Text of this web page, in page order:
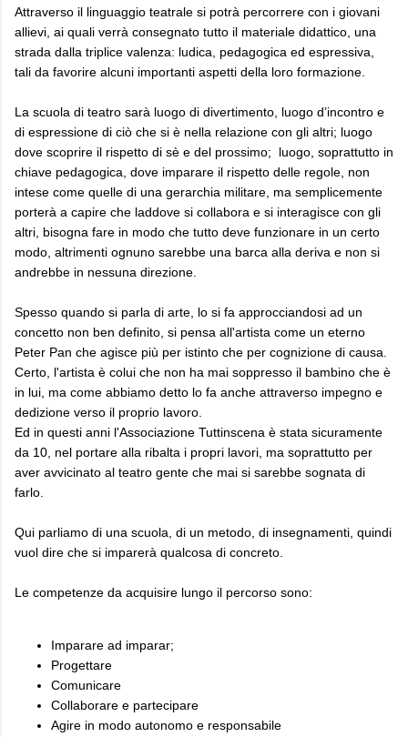
Attraverso il linguaggio teatrale si potrà percorrere con i giovani
allievi, ai quali verrà consegnato tutto il materiale didattico, una
strada dalla triplice valenza: ludica, pedagogica ed espressiva,
tali da favorire alcuni importanti aspetti della loro formazione.
La scuola di teatro sarà luogo di divertimento, luogo d’incontro e
di espressione di ciò che si è nella relazione con gli altri; luogo
dove scoprire il rispetto di sè e del prossimo; luogo, soprattutto in
chiave pedagogica, dove imparare il rispetto delle regole, non
intese come quelle di una gerarchia militare, ma semplicemente
porterà a capire che laddove si collabora e si interagisce con gli
altri, bisogna fare in modo che tutto deve funzionare in un certo
modo, altrimenti ognuno sarebbe una barca alla deriva e non si
andrebbe in nessuna direzione.
Spesso quando si parla di arte, lo si fa approcciandosi ad un
concetto non ben definito, si pensa all'artista come un eterno
Peter Pan che agisce più per istinto che per cognizione di causa.
Certo, l'artista è colui che non ha mai soppresso il bambino che è
in lui, ma come abbiamo detto lo fa anche attraverso impegno e
dedizione verso il proprio lavoro.
Ed in questi anni l'Associazione Tuttinscena è stata sicuramente
da 10, nel portare alla ribalta i propri lavori, ma soprattutto per
aver avvicinato al teatro gente che mai si sarebbe sognata di
farlo.
Qui parliamo di una scuola, di un metodo, di insegnamenti, quindi
vuol dire che si imparerà qualcosa di concreto.
Le competenze da acquisire lungo il percorso sono:
Imparare ad imparar;
Progettare
Comunicare
Collaborare e partecipare
Agire in modo autonomo e responsabile